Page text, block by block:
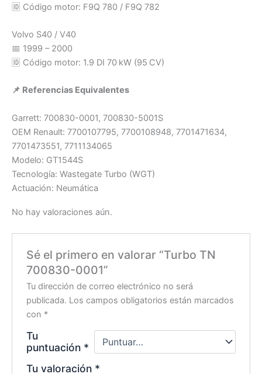
🆔 Código motor: F9Q 780 / F9Q 782
Volvo S40 / V40
📅 1999 – 2000
🆔 Código motor: 1.9 DI 70 kW (95 CV)
📌 Referencias Equivalentes
Garrett: 700830-0001, 700830-5001S
OEM Renault: 7700107795, 7700108948, 7701471634,
7701473551, 7711134065
Modelo: GT1544S
Tecnología: Wastegate Turbo (WGT)
Actuación: Neumática
No hay valoraciones aún.
Sé el primero en valorar “Turbo TN
700830-0001”
Tu dirección de correo electrónico no será
publicada. Los campos obligatorios están marcados
con *
Tu
puntuación *
Tu valoración *